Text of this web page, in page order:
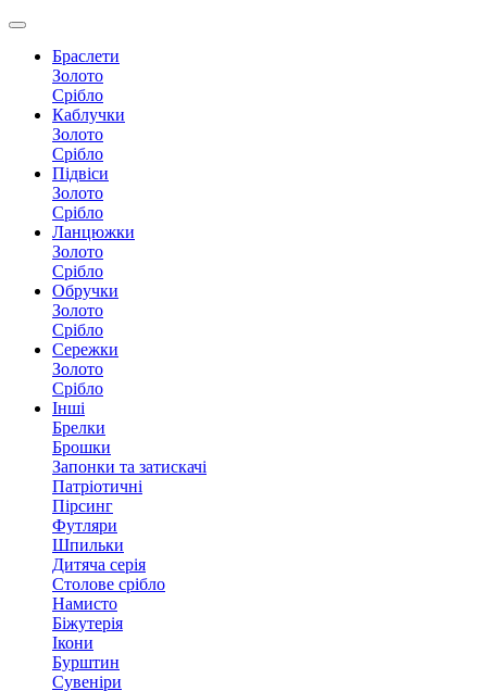
Браслети
Золото
Срібло
Каблучки
Золото
Срібло
Підвіси
Золото
Срібло
Ланцюжки
Золото
Срібло
Обручки
Золото
Срібло
Сережки
Золото
Срібло
Інші
Брелки
Брошки
Запонки та затискачі
Патріотичні
Пірсинг
Футляри
Шпильки
Дитяча серія
Столове срібло
Намисто
Біжутерія
Ікони
Бурштин
Сувеніри